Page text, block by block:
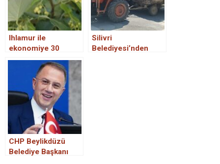
Ihlamur ile
ekonomiye 30
milyon TL’lik şifa
Silivri
Belediyesi’nden
CHP Beylikdüzü
Belediye Başkanı